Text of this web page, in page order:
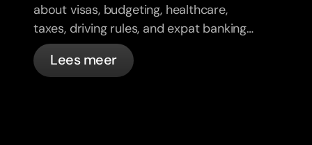
about visas, budgeting, healthcare,
taxes, driving rules, and expat banking
in France with bunq.
Lees meer